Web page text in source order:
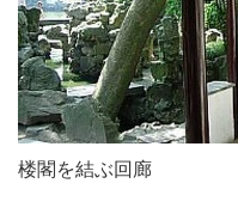
楼閣を結ぶ回廊